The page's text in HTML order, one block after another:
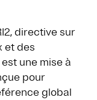
directive sur
et des
une mise à
pour
global